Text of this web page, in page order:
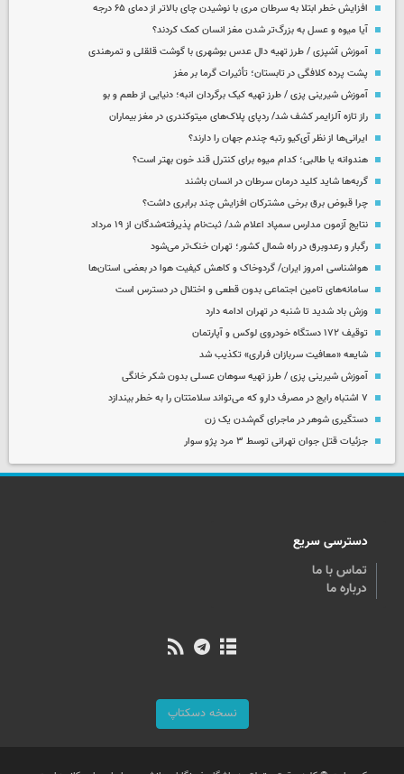
افزایش خطر ابتلا به سرطان مری با نوشیدن چای بالاتر از دمای ۶۵ درجه
آیا میوه و عسل به بزرگ‌تر شدن مغز انسان کمک کردند؟
آموزش آشپزی / طرز تهیه دال عدس بوشهری با گوشت قلقلی و تمرهندی
پشت پرده کلافگی در تابستان؛ تأثیرات گرما بر مغز
آموزش شیرینی پزی / طرز تهیه کیک برگردان انبه؛ دنیایی از طعم و بو
راز تازه آلزایمر کشف شد/ ردپای پلاک‌های میتوکندری در مغز بیماران
ایرانی‌ها از نظر آی‌کیو رتبه چندم جهان را دارند؟
هندوانه یا طالبی؛ کدام‌ میوه برای کنترل قند خون بهتر است؟
گربه‌ها شاید کلید درمان سرطان در انسان باشند
چرا قبوض برق برخی مشترکان افزایش چند برابری داشت؟
نتایج آزمون مدارس سمپاد اعلام شد/ ثبت‌نام پذیرفته‌شدگان از ۱۹ مرداد
رگبار و رعدوبرق در راه شمال کشور؛ تهران خنک‌تر می‌شود
هواشناسی امروز ایران/ گردوخاک و کاهش کیفیت هوا در بعضی استان‌ها
سامانه‌های تامین اجتماعی بدون قطعی و اختلال در دسترس است
وزش باد شدید تا شنبه در تهران ادامه دارد
توقیف ۱۷۲ دستگاه خودروی لوکس و آپارتمان
شایعه «معافیت سربازان فراری» تکذیب شد
آموزش شیرینی پزی / طرز تهیه سوهان عسلی بدون شکر خانگی
۷ اشتباه رایج در مصرف دارو که می‌تواند سلامتتان را به خطر بیندازد
دستگیری شوهر در ماجرای گم‌شدن یک زن
جزئیات قتل جوان تهرانی توسط ۳ مرد پژو سوار
دسترسی سریع
تماس با ما
درباره ما
نسخه دسکتاپ